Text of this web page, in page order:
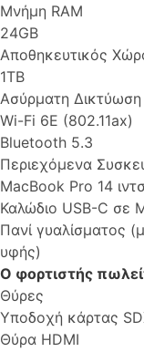
Μνήμη RAM
24GB
Αποθηκευτικός
1TB
Ασύρματη Δικτύωση
Wi-Fi 6E (802.11ax)
Bluetooth 5.3
Περιεχόμενα
MacBook Pro 14
Καλώδιο USB-C σε
Πανί γυαλίσματος
υφής)
Ο φορτιστής
Θύρες
Υποδοχή κάρτας
Θύρα HDMI